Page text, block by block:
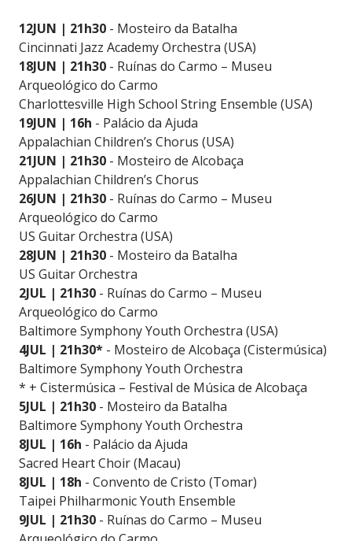
12JUN | 21h30 - Mosteiro da Batalha
Cincinnati Jazz Academy Orchestra (USA)
18JUN | 21h30 - Ruínas do Carmo – Museu
Arqueológico do Carmo
Charlottesville High School String Ensemble (USA)
19JUN | 16h - Palácio da Ajuda
Appalachian Children’s Chorus (USA)
21JUN | 21h30 - Mosteiro de Alcobaça
Appalachian Children’s Chorus
26JUN | 21h30 - Ruínas do Carmo – Museu
Arqueológico do Carmo
US Guitar Orchestra (USA)
28JUN | 21h30 - Mosteiro da Batalha
US Guitar Orchestra
2JUL | 21h30 - Ruínas do Carmo – Museu
Arqueológico do Carmo
Baltimore Symphony Youth Orchestra (USA)
4JUL | 21h30* - Mosteiro de Alcobaça (Cistermúsica)
Baltimore Symphony Youth Orchestra
* + Cistermúsica – Festival de Música de Alcobaça
5JUL | 21h30 - Mosteiro da Batalha
Baltimore Symphony Youth Orchestra
8JUL | 16h - Palácio da Ajuda
Sacred Heart Choir (Macau)
8JUL | 18h - Convento de Cristo (Tomar)
Taipei Philharmonic Youth Ensemble
9JUL | 21h30 - Ruínas do Carmo – Museu